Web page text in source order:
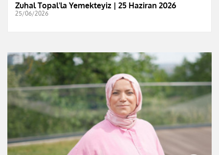
Zuhal Topal'la Yemekteyiz | 25 Haziran 2026
25/06/2026